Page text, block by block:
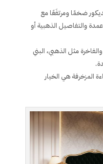
ضخمًا ومرتفَعًا مع
والتفاصيل الذهبية أو
مثل الذهبي، البني
المزخرفة هي الخيار